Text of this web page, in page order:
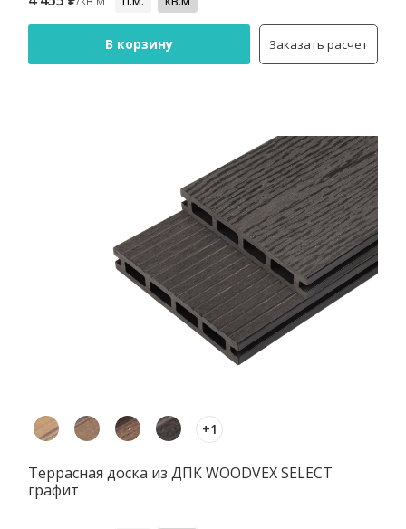
В корзину Заказать расчет
+1
Террасная доска из ДПК WOODVEX SELECT
графит